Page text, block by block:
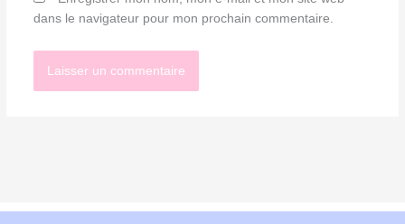
dans le navigateur pour mon prochain commentaire.